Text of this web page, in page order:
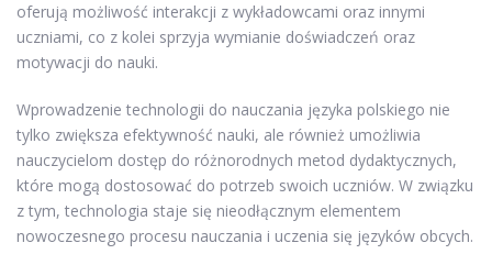
oferują możliwość interakcji z wykładowcami oraz innymi
uczniami, co z kolei sprzyja wymianie doświadczeń oraz
motywacji do nauki.
Wprowadzenie technologii do nauczania języka polskiego nie
tylko zwiększa efektywność nauki, ale również umożliwia
nauczycielom dostęp do różnorodnych metod dydaktycznych,
które mogą dostosować do potrzeb swoich uczniów. W związku
z tym, technologia staje się nieodłącznym elementem
nowoczesnego procesu nauczania i uczenia się języków obcych.